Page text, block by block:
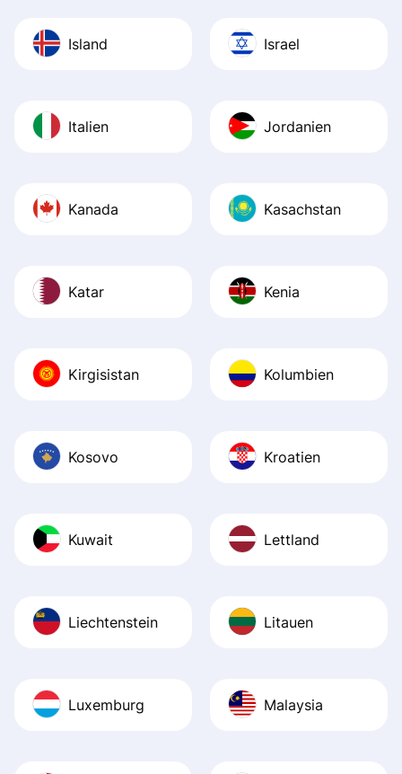
Island Israel
Italien Jordanien
Kanada Kasachstan
Katar Kenia
Kirgisistan Kolumbien
Kosovo Kroatien
Kuwait Lettland
Liechtenstein Litauen
Luxemburg Malaysia